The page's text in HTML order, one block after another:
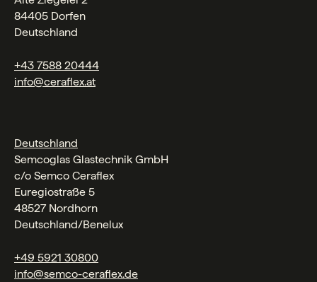
84405 Dorfen
Deutschland
+43 7588 20444
info@ceraflex.at
Deutschland
Semcoglas Glastechnik GmbH
c/o Semco Ceraflex
Euregiostraße 5
48527 Nordhorn
Deutschland/Benelux
+49 5921 30800
info@semco-ceraflex.de